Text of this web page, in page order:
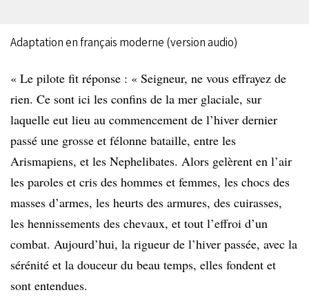
Adaptation en français moderne (version audio)
« Le pilote fit réponse : « Seigneur, ne vous effrayez de
rien. Ce sont ici les confins de la mer glaciale, sur
laquelle eut lieu au commencement de l’hiver dernier
passé une grosse et félonne bataille, entre les
Arismapiens, et les Nephelibates. Alors gelèrent en l’air
les paroles et cris des hommes et femmes, les chocs des
masses d’armes, les heurts des armures, des cuirasses,
les hennissements des chevaux, et tout l’effroi d’un
combat. Aujourd’hui, la rigueur de l’hiver passée, avec la
sérénité et la douceur du beau temps, elles fondent et
sont entendues.